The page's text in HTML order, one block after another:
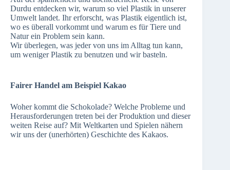
Durdu entdecken wir, warum so viel Plastik in unserer
Umwelt landet. Ihr erforscht, was Plastik eigentlich ist,
wo es überall vorkommt und warum es für Tiere und
Natur ein Problem sein kann.
Wir überlegen, was jeder von uns im Alltag tun kann,
um weniger Plastik zu benutzen und wir basteln.
Fairer Handel am Beispiel Kakao
Woher kommt die Schokolade? Welche Probleme und
Herausforderungen treten bei der Produktion und dieser
weiten Reise auf? Mit Weltkarten und Spielen nähern
wir uns der (unerhörten) Geschichte des Kakaos.